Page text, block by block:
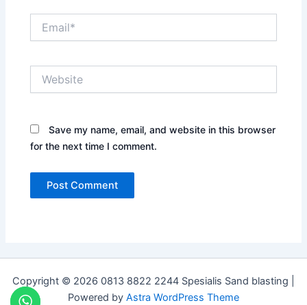
Save my name, email, and website in this browser
for the next time I comment.
Copyright © 2026 0813 8822 2244 Spesialis Sand blasting |
Powered by Astra WordPress Theme